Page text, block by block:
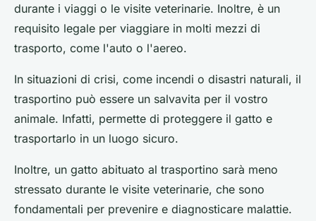
durante i viaggi o le visite veterinarie. Inoltre, è un
requisito legale per viaggiare in molti mezzi di
trasporto, come l'auto o l'aereo.
In situazioni di crisi, come incendi o disastri naturali, il
trasportino può essere un salvavita per il vostro
animale. Infatti, permette di proteggere il gatto e
trasportarlo in un luogo sicuro.
Inoltre, un gatto abituato al trasportino sarà meno
stressato durante le visite veterinarie, che sono
fondamentali per prevenire e diagnosticare malattie.